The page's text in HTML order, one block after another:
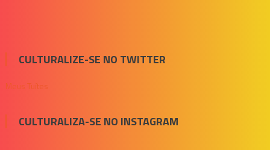
CULTURALIZE-SE NO TWITTER
Meus Tuítes
CULTURALIZA-SE NO INSTAGRAM